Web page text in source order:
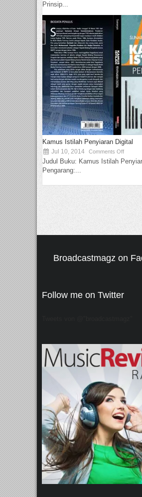
Prinsip...
Kamus Istilah Penyiaran Digital
Jul 10, 2014 Comments Off
Judul Buku: Kamus Istilah
Pengarang:...
Broadcastmagz on
Follow me on Twitter